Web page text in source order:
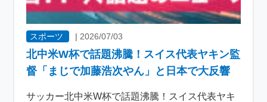
スポーツ | 2026/07/03
北中米W杯で話題沸騰！スイス代表ヤキン監
督「まじで加藤浩次やん」と日本で大反響
サッカー北中米W杯で話題沸騰！スイス代表ヤキ